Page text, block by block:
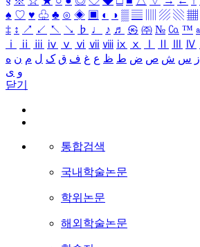
♠ ♡ ♥ ♧ ♣ ⊙ ◈ ▣ ◐ ◑ ▒ ▤ ▨ ▧ ▦
‡ ↕ ↗ ↙ ↖ ↘ ♭ ♩ ♪ ♬ ㉿ ㈜ № ㏇ ™
ⅰ
ⅱ ⅲ ⅳ ⅴ ⅵ ⅶ ⅷ ⅸ ⅹ Ⅳ
ز س ش ص ض ط ظ ع غ ف ق ک ل م ن ه
و ی
닫기
통합검색
국내학술논문
학위논문
해외학술논문